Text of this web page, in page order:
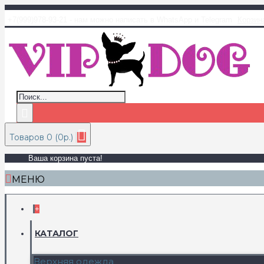
Товаров 0 (0р.)
Ваша корзина пуста!
МЕНЮ
+
КАТАЛОГ
Верхняя одежда